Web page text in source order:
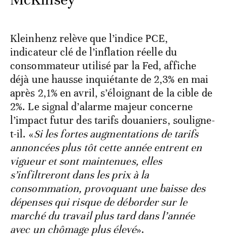
Kleinhenz relève que l’indice PCE,
indicateur clé de l’inflation réelle du
consommateur utilisé par la Fed, affiche
déjà une hausse inquiétante de 2,3% en mai
après 2,1% en avril, s’éloignant de la cible de
2%. Le signal d’alarme majeur concerne
l’impact futur des tarifs douaniers, souligne-
t-il. «Si les fortes augmentations de tarifs
annoncées plus tôt cette année entrent en
vigueur et sont maintenues, elles
s’infiltreront dans les prix à la
consommation, provoquant une baisse des
dépenses qui risque de déborder sur le
marché du travail plus tard dans l’année
avec un chômage plus élevé».